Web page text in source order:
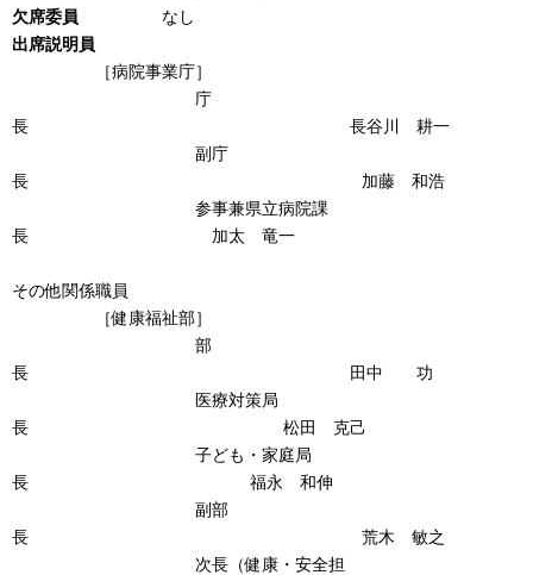
欠席委員 なし
出席説明員
［病院事業庁］
庁
長 長谷川 耕一
副庁
長 加藤 和浩
参事兼県立病院課
長 加太 竜一
その他関係職員
［健康福祉部］
部
長 田中 功
医療対策局
長 松田 克己
子ども・家庭局
長 福永 和伸
副部
長 荒木 敏之
次長（健康・安全担